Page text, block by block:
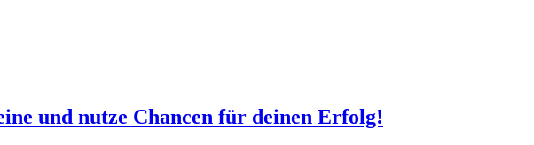
und nutze Chancen für deinen Erfolg!